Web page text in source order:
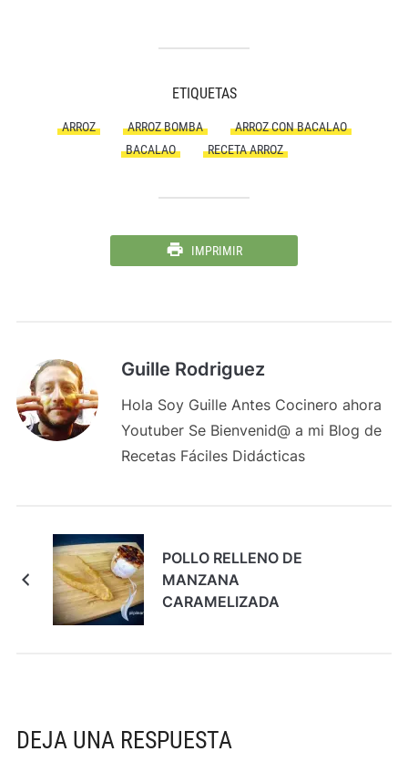
ETIQUETAS
ARROZ ARROZ BOMBA
ARROZ CON BACALAO
BACALAO
RECETA ARROZ
IMPRIMIR
Guille Rodriguez
Hola Soy Guille Antes Cocinero ahora
Youtuber Se Bienvenid@ a mi Blog de
Recetas Fáciles Didácticas
POLLO RELLENO DE
MANZANA
CARAMELIZADA
DEJA UNA RESPUESTA